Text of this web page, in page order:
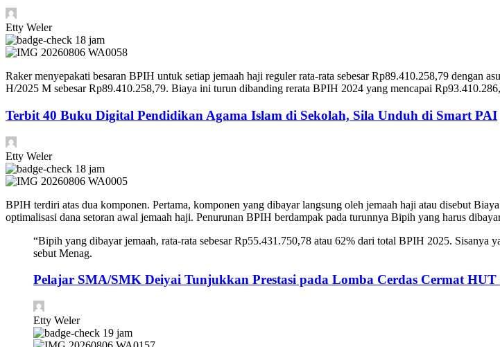
Etty Weler
18 jam
Raker menyepakati besaran BPIH untuk setiap jemaah haji reguler rata-rata sebesar Rp89.410.258,79 dengan
H/2025 M sebesar Rp89.410.258,79. Biaya ini turun dibanding rerata BPIH 2024 yang mencapai
Terbit 40 Buku Digital Pendidikan Agama Islam di Sekolah, Sila Unduh di Smart PAI
Etty Weler
18 jam
BPIH terdiri atas dua komponen. Pertama, komponen yang dibayar langsung oleh jemaah haji atau disebut
optimalisasi dana setoran awal jemaah haji. Penurunan BPIH berdampak pada turunnya Bipih yang harus
“Bipih yang dibayar jemaah, rata-rata sebesar Rp55.431.750,78 atau 62% dari total BPIH 2025. Sisanya
sebut Menag.
Pelajar SMA/SMK Deiyai Tunjukkan Prestasi pada Lomba Cerdas Cermat
Etty Weler
19 jam